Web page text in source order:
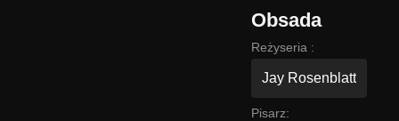
Obsada
Reżyseria :
Jay Rosenblatt
Pisarz: